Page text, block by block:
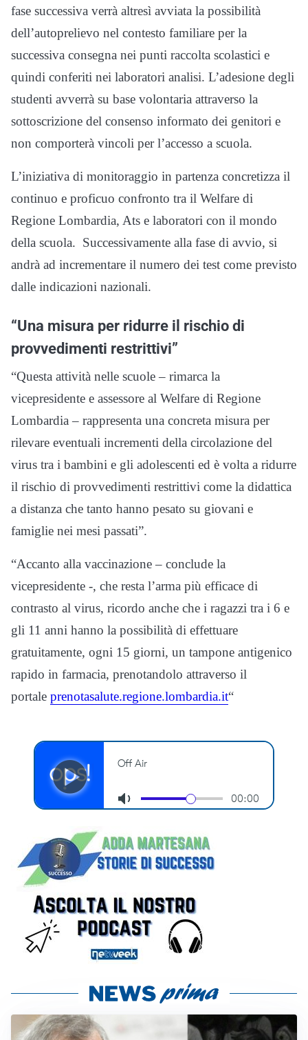
fase successiva verrà altresì avviata la possibilità
dell’autoprelievo nel contesto familiare per la
successiva consegna nei punti raccolta scolastici e
quindi conferiti nei laboratori analisi. L’adesione degli
studenti avverrà su base volontaria attraverso la
sottoscrizione del consenso informato dei genitori e
non comporterà vincoli per l’accesso a scuola.
L’iniziativa di monitoraggio in partenza concretizza il
continuo e proficuo confronto tra il Welfare di
Regione Lombardia, Ats e laboratori con il mondo
della scuola. Successivamente alla fase di avvio, si
andrà ad incrementare il numero dei test come previsto
dalle indicazioni nazionali.
“Una misura per ridurre il rischio di
provvedimenti restrittivi”
“Questa attività nelle scuole – rimarca la
vicepresidente e assessore al Welfare di Regione
Lombardia – rappresenta una concreta misura per
rilevare eventuali incrementi della circolazione del
virus tra i bambini e gli adolescenti ed è volta a ridurre
il rischio di provvedimenti restrittivi come la didattica
a distanza che tanto hanno pesato su giovani e
famiglie nei mesi passati”.
“Accanto alla vaccinazione – conclude la
vicepresidente -, che resta l’arma più efficace di
contrasto al virus, ricordo anche che i ragazzi tra i 6 e
gli 11 anni hanno la possibilità di effettuare
gratuitamente, ogni 15 giorni, un tampone antigenico
rapido in farmacia, prenotandolo attraverso il
portale prenotasalute.regione.lombardia.it“